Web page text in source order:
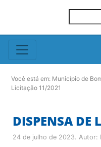
Você está em: Município de
Licitação 11/2021
DISPENSA DE
24 de julho de 2023. Autor: